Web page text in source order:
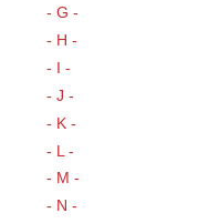
- G -
- H -
- I -
- J -
- K -
- L -
- M -
- N -